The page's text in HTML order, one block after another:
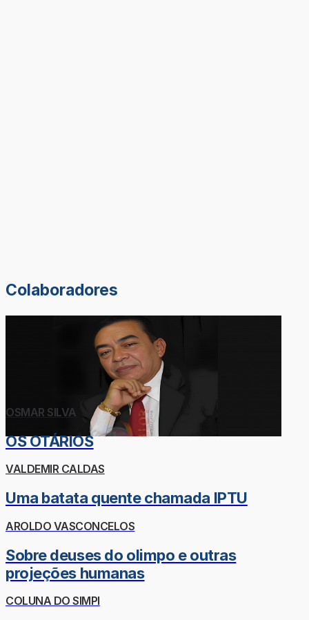
Colaboradores
OSMAR SILVA
OS OTÁRIOS
VALDEMIR CALDAS
Uma batata quente chamada IPTU
AROLDO VASCONCELOS
Sobre deuses do olimpo e outras
projeções humanas
COLUNA DO SIMPI